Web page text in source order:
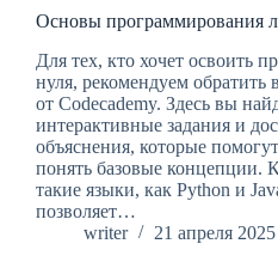
Основы программирования
Для тех, кто хочет освоить
нуля, рекомендуем обратить
от Codecademy. Здесь вы
интерактивные задания и
объяснения, которые
понять базовые концепции.
такие языки, как Python и
позволяет…
writer
21 апреля 2025